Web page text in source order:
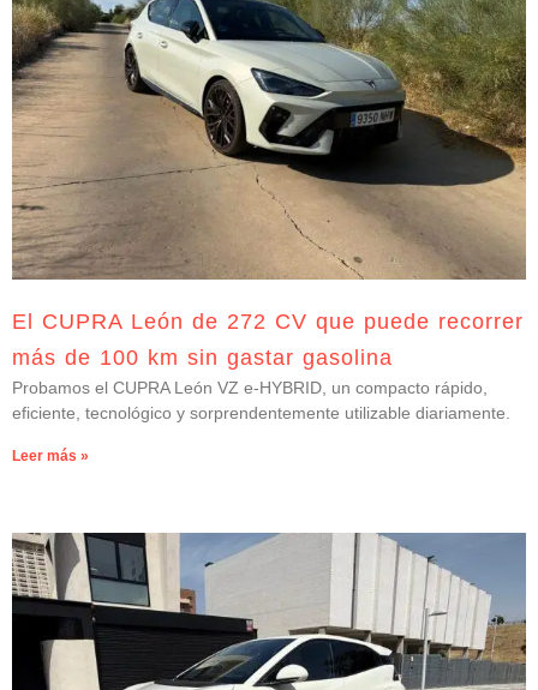
El CUPRA León de 272 CV que puede recorrer
más de 100 km sin gastar gasolina
Probamos el CUPRA León VZ e-HYBRID, un compacto rápido,
eficiente, tecnológico y sorprendentemente utilizable diariamente.
Leer más »